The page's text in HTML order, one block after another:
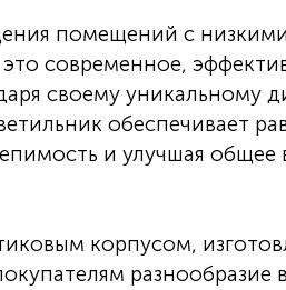
помещений с
современное,
своему уникальному
обеспечивает
и улучшая общее
корпусом,
разнообразие